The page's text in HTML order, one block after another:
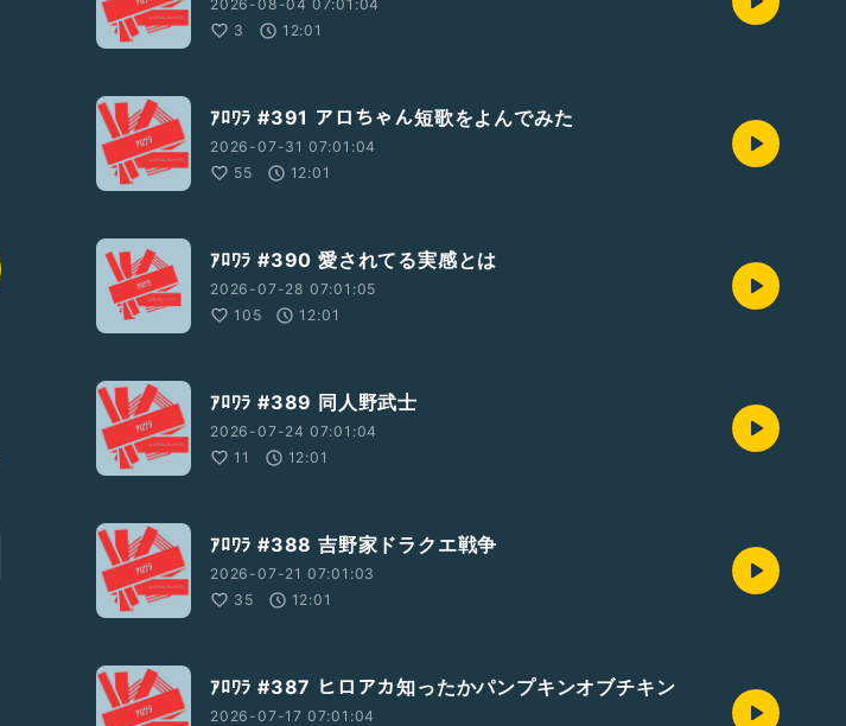
2026-08-04 07:01:04
3
12:01
ｱﾛﾜﾗ #391 アロちゃん短歌をよんでみた
2026-07-31 07:01:04
55
12:01
ｱﾛﾜﾗ #390 愛されてる実感とは
2026-07-28 07:01:05
105
12:01
ｱﾛﾜﾗ #389 同人野武士
2026-07-24 07:01:04
11
12:01
ｱﾛﾜﾗ #388 吉野家ドラクエ戦争
2026-07-21 07:01:03
35
12:01
ｱﾛﾜﾗ #387 ヒロアカ知ったかパンプキンオブチキン
2026-07-17 07:01:04